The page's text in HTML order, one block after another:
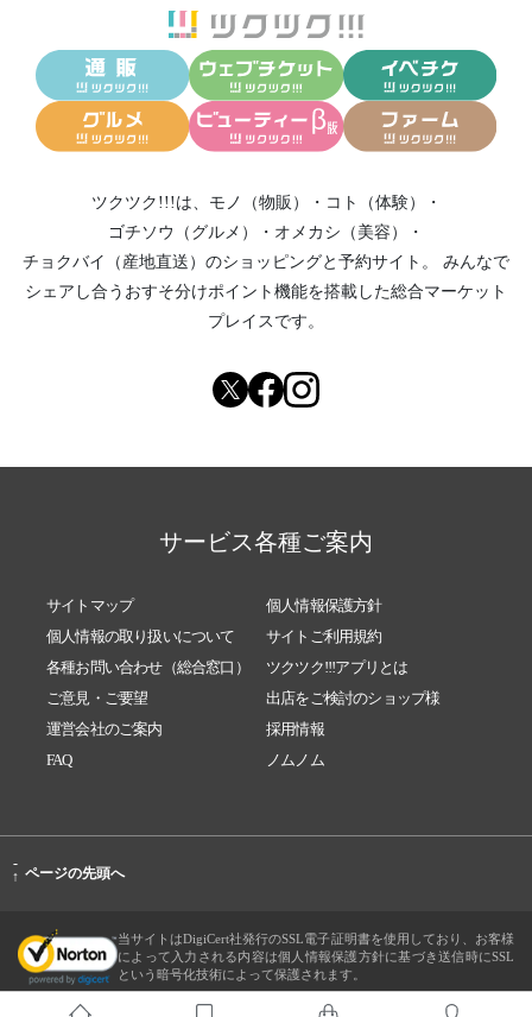
ツクツク!!!は、 モノ（物販） ・ コト（体験）
・
ゴチソウ（グルメ）
・ オメカシ（美容）
・
チョクバイ（産地直送） のショッピングと予約サイト。
みんなで
シェアし合う おすそ分けポイント機能を搭載した総合マーケット
プレイスです。
サービス各種ご案内
サイトマップ
個人情報保護方針
個人情報の取り扱いについて
サイトご利用規約
各種お問い合わせ（総合窓口）
ツクツク!!!アプリとは
ご意見・ご要望
出店をご検討のショップ様
運営会社のご案内
採用情報
FAQ
ノムノム
-
↑ ページの先頭へ
当サイトはDigiCert社発行のSSL電子証明書を使用しており、お客様
によって入力される内容は個人情報保護方針に基づき送信時にSSL
という暗号化技術によって保護されます。